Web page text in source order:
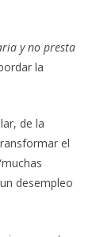
y no presta
la
de la
el
desempleo